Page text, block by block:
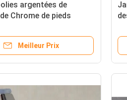
argentées de
Chrome de pieds
de 300mm
Meilleur Prix